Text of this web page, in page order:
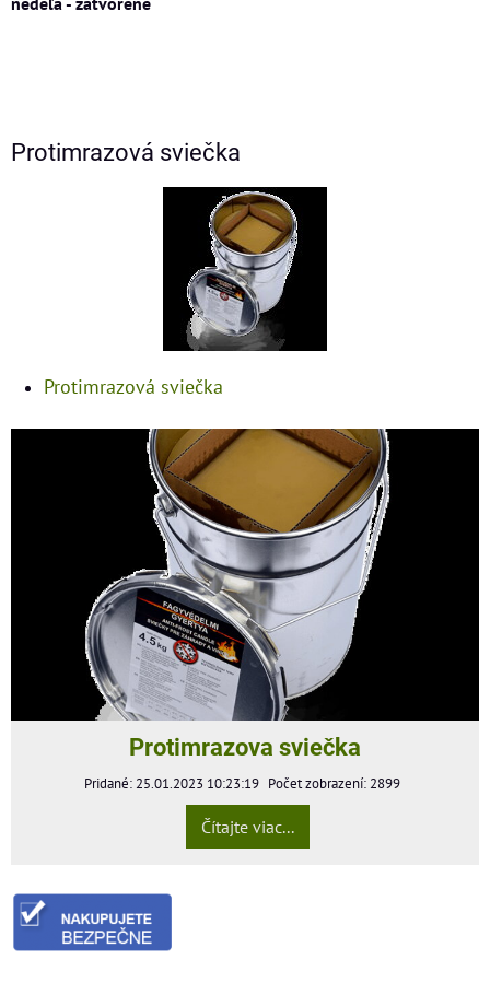
Protimrazová sviečka
Protimrazová sviečka
Protimrazova sviečka
Pridané: 25.01.2023 10:23:19 Počet zobrazení: 2899
Čítajte viac...